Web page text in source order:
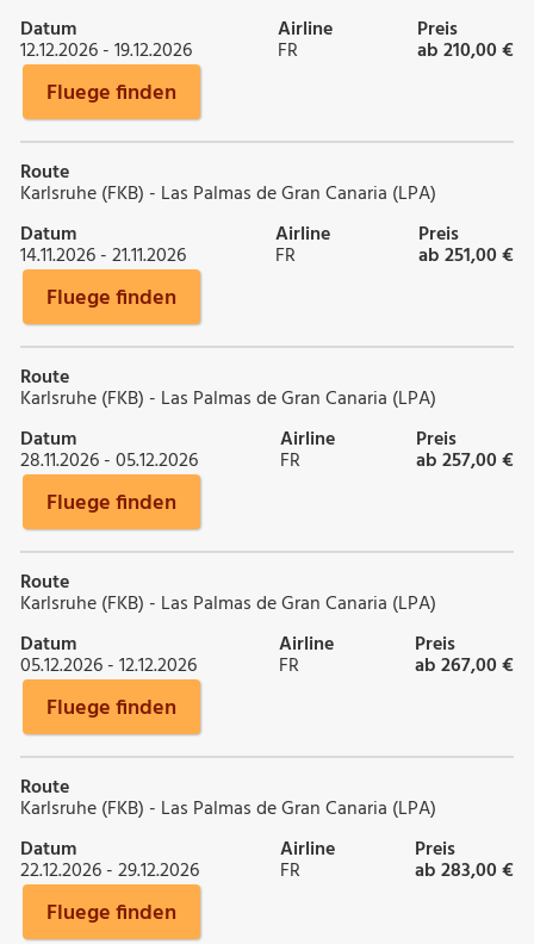
Datum
12.12.2026 - 19.12.2026
Airline
FR
Preis
ab 210,00 €
Fluege finden
Route
Karlsruhe (FKB) - Las Palmas de Gran Canaria (LPA)
Datum
14.11.2026 - 21.11.2026
Airline
FR
Preis
ab 251,00 €
Fluege finden
Route
Karlsruhe (FKB) - Las Palmas de Gran Canaria (LPA)
Datum
28.11.2026 - 05.12.2026
Airline
FR
Preis
ab 257,00 €
Fluege finden
Route
Karlsruhe (FKB) - Las Palmas de Gran Canaria (LPA)
Datum
05.12.2026 - 12.12.2026
Airline
FR
Preis
ab 267,00 €
Fluege finden
Route
Karlsruhe (FKB) - Las Palmas de Gran Canaria (LPA)
Datum
22.12.2026 - 29.12.2026
Airline
FR
Preis
ab 283,00 €
Fluege finden